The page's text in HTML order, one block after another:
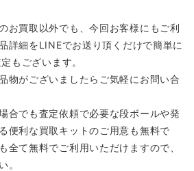
お買取以外でも、今回お客様にもご利
詳細をLINEでお送り頂くだけで簡単に
もございます。
物がございましたらご気軽にお問い合
合でも査定依頼で必要な段ボールや発
便利な買取キットのご用意も無料で
全て無料でご利用いただけますので、
。